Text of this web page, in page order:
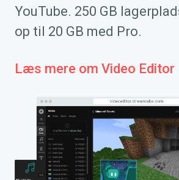
YouTube. 250 GB
op til 20 GB med Pro.
Læs mere om Video